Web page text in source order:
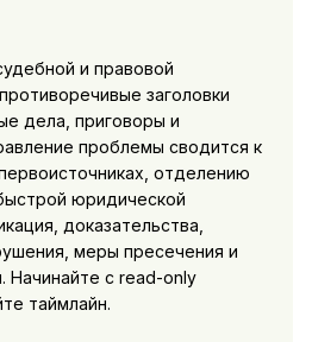
и правовой
заголовки
дела, приговоры и
проблемы сводится к
отделению
юридической
доказательства,
меры пресечения и
Начинайте с read-only
таймлайн.